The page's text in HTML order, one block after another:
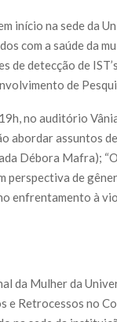
início na sede da
com a saúde da
de detecção de
de
no auditório
abordar assuntos
Débora Mafra);
perspectiva de
enfrentamento à
da Mulher da
e Retrocessos no